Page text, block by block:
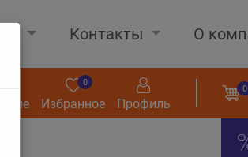
Контакты О
Избранное
0
Профиль
0